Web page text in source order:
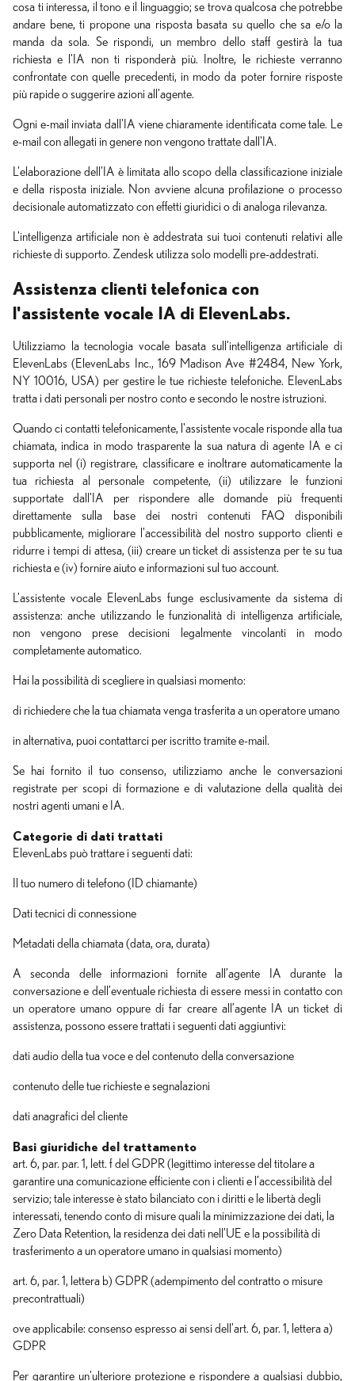
cosa ti interessa, il tono e il linguaggio; se trova qualcosa che potrebbe
andare bene, ti propone una risposta basata su quello che sa e/o la
manda da sola. Se rispondi, un membro dello staff gestirà la tua
richiesta e l'IA non ti risponderà più. Inoltre, le richieste verranno
confrontate con quelle precedenti, in modo da poter fornire risposte
più rapide o suggerire azioni all'agente.
Ogni e-mail inviata dall'IA viene chiaramente identificata come tale. Le
e-mail con allegati in genere non vengono trattate dall'IA.
L'elaborazione dell'IA è limitata allo scopo della classificazione iniziale
e della risposta iniziale. Non avviene alcuna profilazione o processo
decisionale automatizzato con effetti giuridici o di analoga rilevanza.
L'intelligenza artificiale non è addestrata sui tuoi contenuti relativi alle
richieste di supporto. Zendesk utilizza solo modelli pre-addestrati.
Assistenza clienti telefonica con
l'assistente vocale IA di ElevenLabs.
Utilizziamo la tecnologia vocale basata sull'intelligenza artificiale di
ElevenLabs (ElevenLabs Inc., 169 Madison Ave #2484, New York,
NY 10016, USA) per gestire le tue richieste telefoniche. ElevenLabs
tratta i dati personali per nostro conto e secondo le nostre istruzioni.
Quando ci contatti telefonicamente, l'assistente vocale risponde alla tua
chiamata, indica in modo trasparente la sua natura di agente IA e ci
supporta nel (i) registrare, classificare e inoltrare automaticamente la
tua richiesta al personale competente, (ii) utilizzare le funzioni
supportate dall'IA per rispondere alle domande più frequenti
direttamente sulla base dei nostri contenuti FAQ disponibili
pubblicamente, migliorare l'accessibilità del nostro supporto clienti e
ridurre i tempi di attesa, (iii) creare un ticket di assistenza per te su tua
richiesta e (iv) fornire aiuto e informazioni sul tuo account.
L'assistente vocale ElevenLabs funge esclusivamente da sistema di
assistenza: anche utilizzando le funzionalità di intelligenza artificiale,
non vengono prese decisioni legalmente vincolanti in modo
completamente automatico.
Hai la possibilità di scegliere in qualsiasi momento:
di richiedere che la tua chiamata venga trasferita a un operatore umano
in alternativa, puoi contattarci per iscritto tramite e-mail.
Se hai fornito il tuo consenso, utilizziamo anche le conversazioni
registrate per scopi di formazione e di valutazione della qualità dei
nostri agenti umani e IA.
Categorie di dati trattati
ElevenLabs può trattare i seguenti dati:
Il tuo numero di telefono (ID chiamante)
Dati tecnici di connessione
Metadati della chiamata (data, ora, durata)
A seconda delle informazioni fornite all’agente IA durante la
conversazione e dell’eventuale richiesta di essere messi in contatto con
un operatore umano oppure di far creare all’agente IA un ticket di
assistenza, possono essere trattati i seguenti dati aggiuntivi:
dati audio della tua voce e del contenuto della conversazione
contenuto delle tue richieste e segnalazioni
dati anagrafici del cliente
Basi giuridiche del trattamento
art. 6, par. par. 1, lett. f del GDPR (legittimo interesse del titolare a
garantire una comunicazione efficiente con i clienti e l’accessibilità del
servizio; tale interesse è stato bilanciato con i diritti e le libertà degli
interessati, tenendo conto di misure quali la minimizzazione dei dati, la
Zero Data Retention, la residenza dei dati nell’UE e la possibilità di
trasferimento a un operatore umano in qualsiasi momento)
art. 6, par. 1, lettera b) GDPR (adempimento del contratto o misure
precontrattuali)
ove applicabile: consenso espresso ai sensi dell'art. 6, par. 1, lettera a)
GDPR
Per garantire un'ulteriore protezione e rispondere a qualsiasi dubbio,